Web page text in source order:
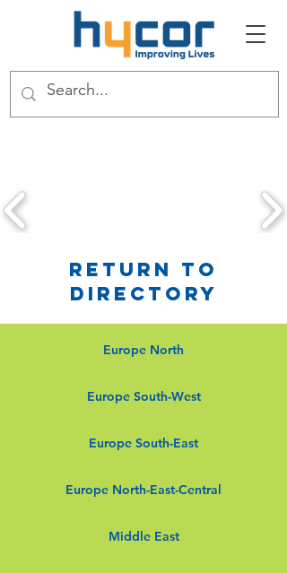
Return to
Directory
Europe North
Europe South-West
Europe South-East
Europe North-East-Central
Middle East